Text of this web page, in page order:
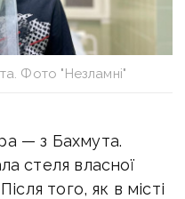
Фото "Незламні"
— з Бахмута.
стеля власної
того, як в місті